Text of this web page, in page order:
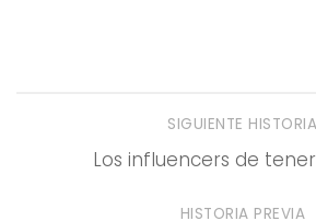
SIGUIENTE HISTORIA
Los influencers de
HISTORIA PREVIA